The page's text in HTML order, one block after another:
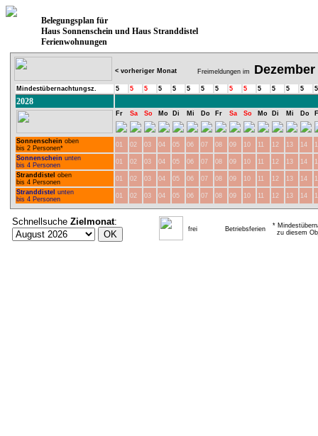
Belegungsplan für
Haus Sonnenschein und Haus Stranddistel
Ferienwohnungen
< vorheriger Monat Freimeldungen im Dezember
Mindestübernachtungsz. 5 5 5 5 5 5 5 5 5 5 5 5 5 5 5
2028
Fr Sa So Mo Di Mi Do Fr Sa So Mo Di Mi Do
Sonnenschein oben
bis 2 Personen*
01 02 03 04 05 06 07 08 09 10 11 12 13 14
Sonnenschein unten
bis 4 Personen
01 02 03 04 05 06 07 08 09 10 11 12 13 14
Stranddistel oben
bis 4 Personen
01 02 03 04 05 06 07 08 09 10 11 12 13 14
Stranddistel unten
bis 4 Personen
01 02 03 04 05 06 07 08 09 10 11 12 13 14
Schnellsuche Zielmonat:
frei Betriebsferien
*
zu diesem